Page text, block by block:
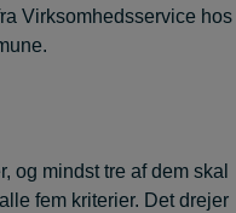
Virksomhedsservice hos
og mindst tre af dem skal
fem kriterier. Det drejer